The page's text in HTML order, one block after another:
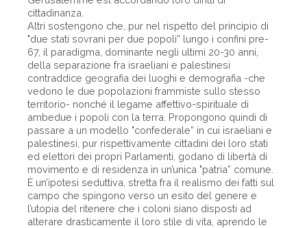
cittadinanza.
Altri sostengono che, pur nel rispetto del principio di
"due stati sovrani per due popoli” lungo i confini pre-
67, il paradigma, dominante negli ultimi 20-30 anni,
della separazione fra israeliani e palestinesi
contraddice geografia dei luoghi e demografia -che
vedono le due popolazioni frammiste sullo stesso
territorio- nonché il legame affettivo-spirituale di
ambedue i popoli con la terra. Propongono quindi di
passare a un modello "confederale” in cui israeliani e
palestinesi, pur rispettivamente cittadini dei loro stati
ed elettori dei propri Parlamenti, godano di libertà di
movimento e di residenza in un’unica "patria” comune.
È un’ipotesi seduttiva, stretta fra il realismo dei fatti sul
campo che spingono verso un esito del genere e
l’utopia del ritenere che i coloni siano disposti ad
alterare drasticamente il loro stile di vita, aprendo le